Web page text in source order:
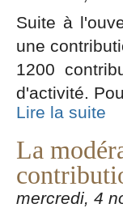
Suite à
une
1200
d'activité.
Lire la suite
La
mercredi, 4